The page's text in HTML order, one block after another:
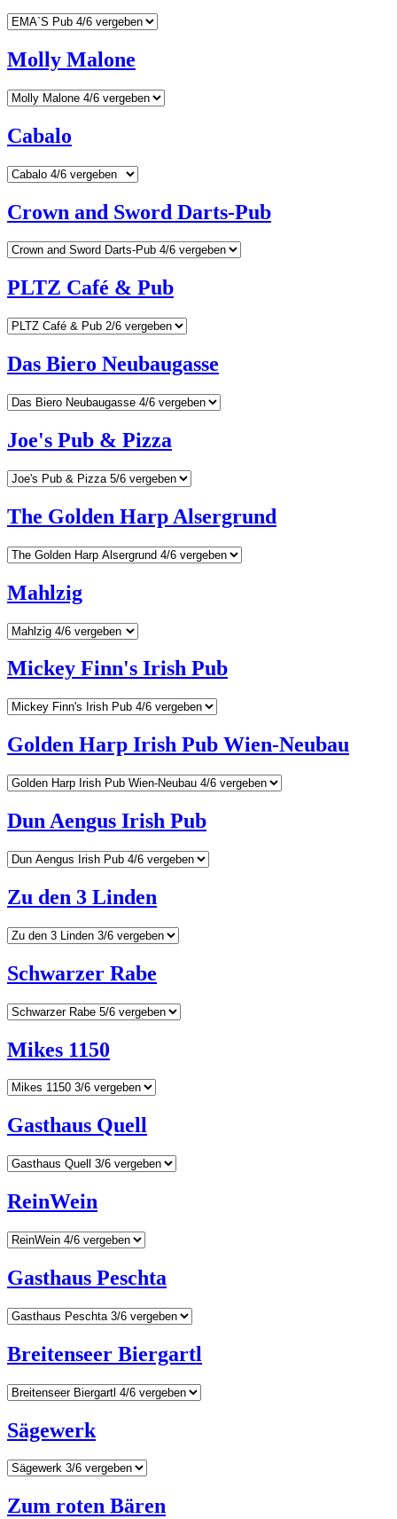
Molly Malone
Cabalo
Crown and Sword Darts-Pub
PLTZ Café & Pub
Das Biero Neubaugasse
Joe's Pub & Pizza
The Golden Harp Alsergrund
Mahlzig
Mickey Finn's Irish Pub
Golden Harp Irish Pub Wien-Neubau
Dun Aengus Irish Pub
Zu den 3 Linden
Schwarzer Rabe
Mikes 1150
Gasthaus Quell
ReinWein
Gasthaus Peschta
Breitenseer Biergartl
Sägewerk
Zum roten Bären